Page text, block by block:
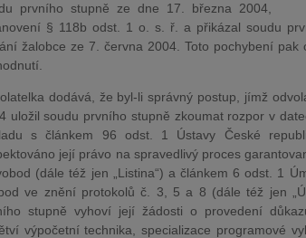
prvního stupně ze dne 17. března 2004,
§ 118b odst. 1 o. s. ř. a přikázal soudu
žalobce ze 7. června 2004. Toto pochybení
dodává, že byl-li správný postup, jímž
uložil soudu prvního stupně zkoumat rozpor v
s článkem 96 odst. 1 Ústavy České
její právo na spravedlivý proces
(dále též jen „Listina“) a článkem 6 odst. 1
ve znění protokolů č. 3, 5 a 8 (dále též jen
stupně vyhoví její žádosti o provedení
výpočetní technika, specializace programové